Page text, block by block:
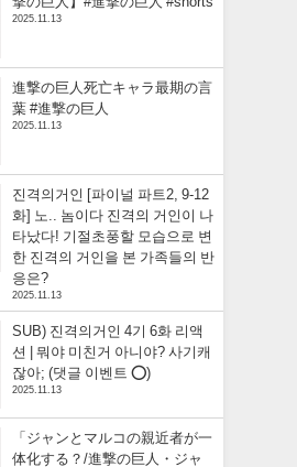
2025.11.13
進撃の巨人死亡キャラ最期の言
葉 #進撃の巨人
2025.11.13
진격의거인 [파이널 파트2, 9-12
화] 노.. 놈이다 진격의 거인이 나
타났다! 기절초풍할 모습으로 변
한 진격의 거인을 본 가족들의 반
응은?
2025.11.13
SUB) 진격의거인 4기 6화 리액
션 | 뭐야 미친거 아니야? 사기캐
잖아; (댓글 이벤트 ⭕)
2025.11.13
「ジャンとマルコの親近者が一
体化する？/進撃の巨人・ジャ